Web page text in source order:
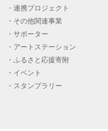
連携プロジェクト
その他関連事業
サポーター
アートステーション
ふるさと応援寄附
イベント
スタンプラリー